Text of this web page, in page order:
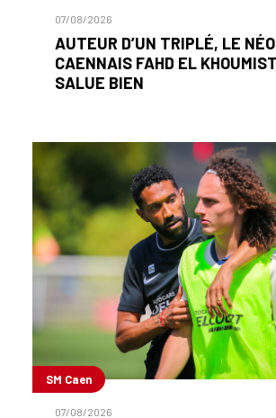
07/08/2026
AUTEUR D’UN TRIPLÉ, LE
CAENNAIS FAHD EL
SALUE BIEN
SM Caen
07/08/2026